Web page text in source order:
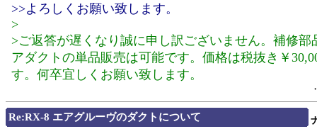
>>よろしくお願い致します。
>
>ご返答が遅くなり誠に申し訳ございません。補修部
アダクトの単品販売は可能です。価格は税抜き￥
す。何卒宜しくお願い致します。
Re:RX-8 エアグルーヴのダクトについて